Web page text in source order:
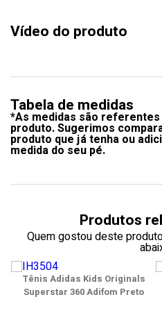
Vídeo do produto
Tabela de medidas
*As medidas são referentes
produto. Sugerimos
produto que já tenha ou
medida do seu pé.
Produtos
Quem gostou deste
Tênis Adidas Kids Originals
Superstar 360 Adifom Preto